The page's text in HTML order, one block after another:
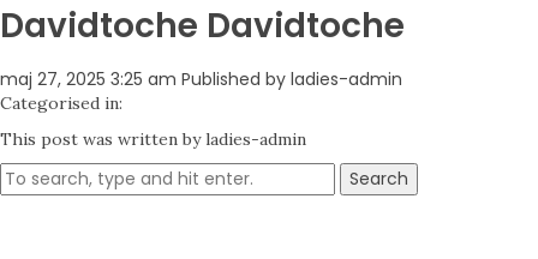
Davidtoche Davidtoche
maj 27, 2025 3:25 am Published by ladies-admin
Categorised in:
This post was written by ladies-admin
Search